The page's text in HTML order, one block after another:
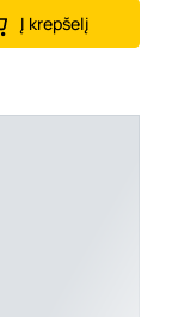
Į krepšelį